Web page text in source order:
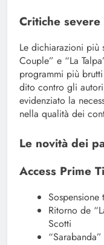
Critiche
Le dichiarazioni più
Couple” e “La
programmi più
dito contro gli
evidenziato la
nella qualità dei
Le novità dei
Access Prime
Ritorno de
Scotti